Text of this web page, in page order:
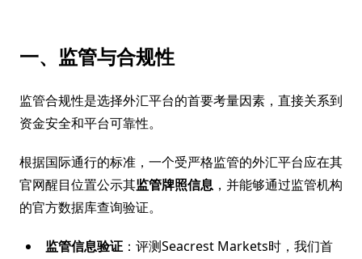
一、监管与合规性
监管合规性是选择外汇平台的首要考量因素，直接关系到
资金安全和平台可靠性。
根据国际通行的标准，一个受严格监管的外汇平台应在其
官网醒目位置公示其监管牌照信息 ，并能够通过监管机构
的官方数据库查询验证。
监管信息验证 ：评测Seacrest Markets时，我们首